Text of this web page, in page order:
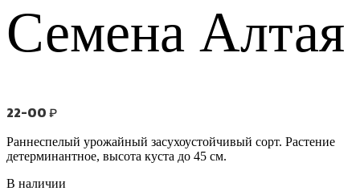
Семена Алтая
22-00₽
Раннеспелый урожайный засухоустойчивый сорт. Растение
детерминантное, высота куста до 45 см.
В наличии